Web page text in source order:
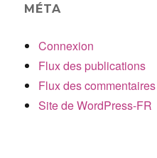
MÉTA
Connexion
Flux des publications
Flux des commentaires
Site de WordPress-FR